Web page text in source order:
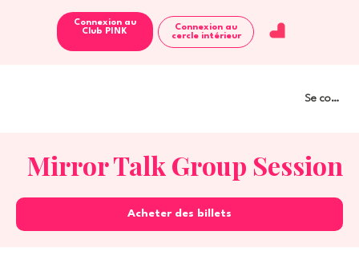
Se
Connexion au
Club PINK
Connexion au
cercle intérieur
Mirror Talk Group Session
Acheter des billets